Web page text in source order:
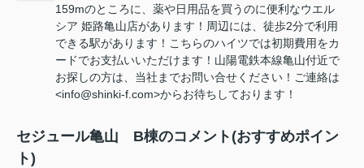
159mのところに、薬や日用品を買うのに便利なウエル
シア 姫路亀山店があります！周辺には、徒歩2分で利用
できる駅があります！こちらのハイツでは初期費用をカ
ードでお支払いいただけます！山陽電鉄本線亀山付近で
お探しの方は、当社までお問い合せください！ご連絡は
<info@shinki-f.com>からお待ちしております！
セジュール亀山 B棟のコメント(おすすめポイン
ト)